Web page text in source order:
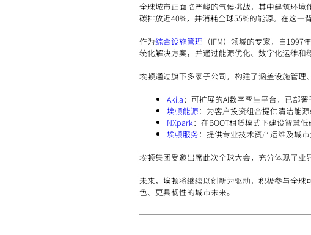
全球城市正面临严峻的气候挑战，其中建筑环境
碳排放近40%，并消耗全球55%的能源。在这一
作为综合设施管理 （IFM）领域的专家，自
统化解决方案，并通过能源优化、数字化运维和
埃顿通过旗下多家子公司，构建了涵盖设施管理
Akila：可扩展的AI数字孪生平台，已部
埃顿能源：为客户投资组合提供清洁能
NXpark：在BOOT租赁模式下建设智慧
埃顿服务：提供专业技术资产运维及城
埃顿集团受邀出席此次全球大会，充分体现了
未来，埃顿将继续以创新为驱动，积极参与全
色、更具韧性的城市未来。